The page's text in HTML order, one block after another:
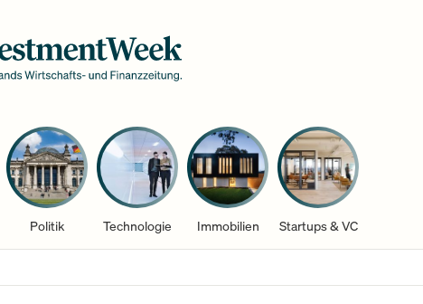
Politik Technologie Immobilien Startups & VC